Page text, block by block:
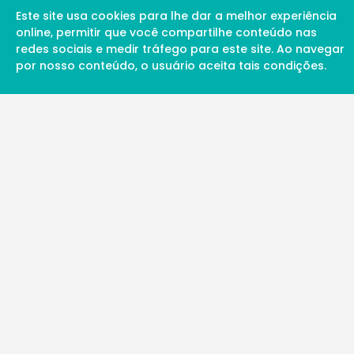
Este site usa cookies para lhe dar a melhor experiência
online, permitir que você compartilhe conteúdo nas
redes sociais e medir tráfego para este site. Ao navegar
por nosso conteúdo, o usuário aceita tais condições.